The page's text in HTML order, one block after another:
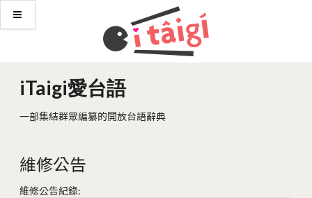
iTaigi愛台語
一部集結群眾編纂的開放台語辭典
維修公告
維修公告紀錄: